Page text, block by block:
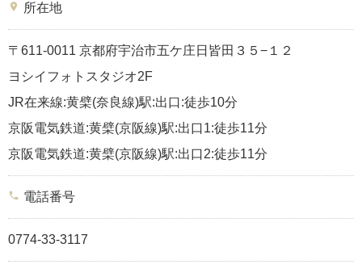
place 所在地
〒611-0011 京都府宇治市五ケ庄日皆田３５−１２
ヨシイフォトスタジオ2F
JR在来線:黄檗(奈良線)駅:出口:徒歩10分
京阪電気鉄道:黄檗(京阪線)駅:出口1:徒歩11分
京阪電気鉄道:黄檗(京阪線)駅:出口2:徒歩11分
phone 電話番号
0774-33-3117